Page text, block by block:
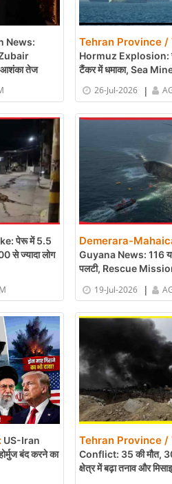
News:
आशंका तेज
Tehran Province /
Hormuz Explosion:
टैंकर में धमाका, Sea Mine
26-Jul-2026
|
पेरू में 5.5
से ज्यादा लोग
Demerara-
Guyana News: 116
पलटी, Rescue
19-Jul-2026
|
US-Iran
बंद करने का
Tehran Province /
Conflict: 35 की मौत,
क्षेत्र में बढ़ा तनाव और